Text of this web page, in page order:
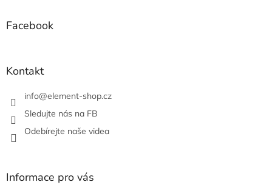
Facebook
Kontakt
info@element-shop.cz
Sledujte nás na FB
Odebírejte naše videa
Informace pro vás